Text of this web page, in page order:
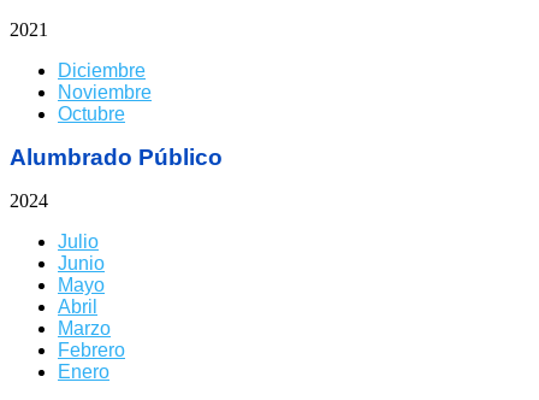
2021
Diciembre
Noviembre
Octubre
Alumbrado Público
2024
Julio
Junio
Mayo
Abril
Marzo
Febrero
Enero